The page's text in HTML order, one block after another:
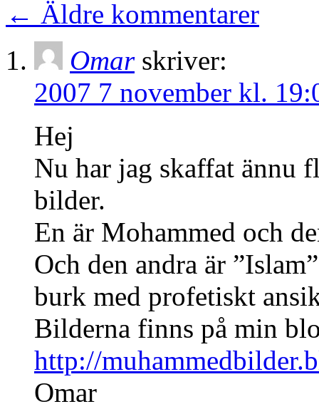
← Äldre kommentarer
Omar skriver:
2007 7 november kl.
Hej
Nu har jag skaffat ännu
bilder.
En är Mohammed och
Och den andra är
burk med profetiskt
Bilderna finns på min
http://
Omar